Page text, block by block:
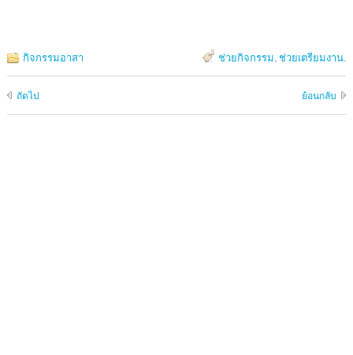
กิจกรรมอาสา ช่วยกิจกรรม,ช่วยเตรียมงาน.
ถัดไป ย้อนกลับ